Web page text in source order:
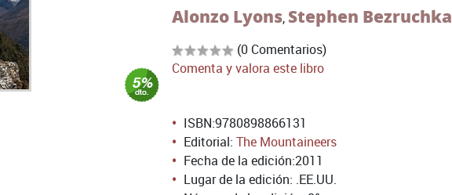
Alonzo Lyons, Stephen Bezruchka
(0 Comentarios)
Comenta y valora este libro
ISBN:9780898866131
Editorial: The Mountaineers
Fecha de la edición:2011
Lugar de la edición: .EE.UU.